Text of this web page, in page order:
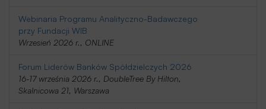
Webinaria Programu Analityczno-Badawczego
przy Fundacji WIB
Wrzesień 2026 r., ONLINE
Forum Liderów Banków Spółdzielczych 2026
16-17 września 2026 r., DoubleTree By Hilton,
Skalnicowa 21, Warszawa